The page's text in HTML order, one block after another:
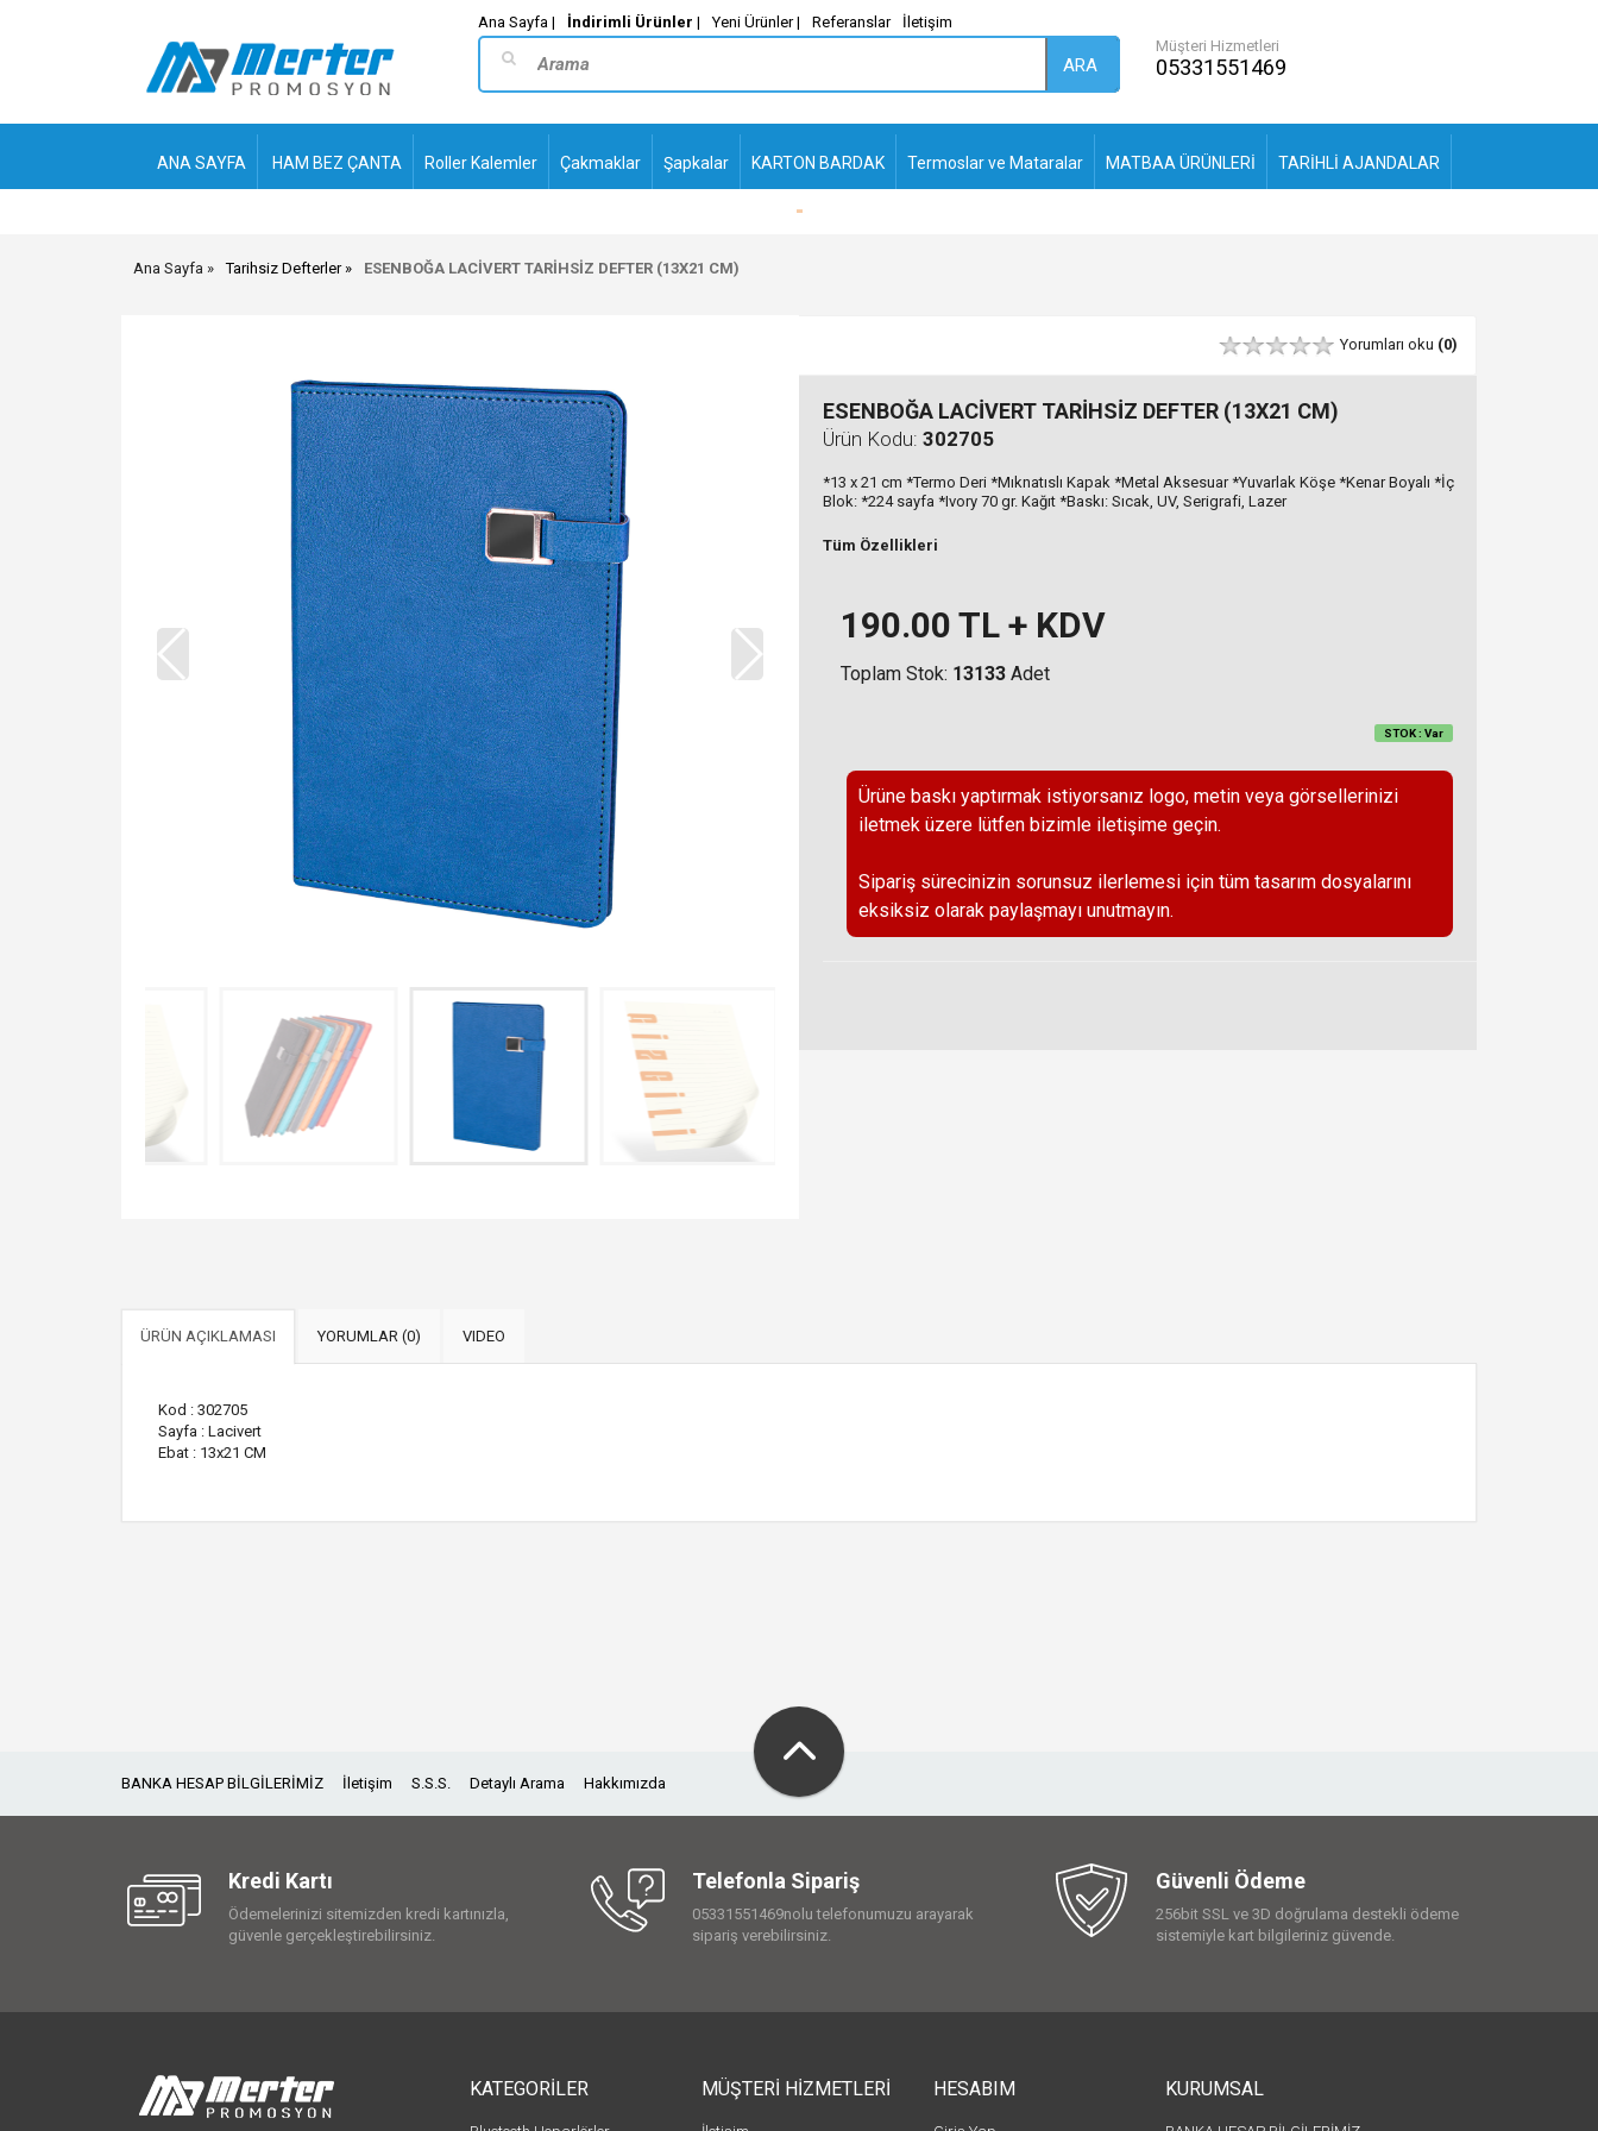
Ana Sayfa | İndirimli Ürünler | Yeni Ürünler | Referanslar İletişim
ARA
Müşteri Hizmetleri
05331551469
ANA SAYFA HAM BEZ ÇANTA Roller Kalemler Çakmaklar Şapkalar KARTON BARDAK Termoslar ve Mataralar MATBAA ÜRÜNLERİ TARİHLİ AJANDALAR
PLASTİK TÜKENMEZ
Me-
Ana Sayfa Tarihsiz Defterler ESENBOĞA LACİVERT TARİHSİZ DEFTER (13X21 CM)
Yorumları oku (0)
ESENBOĞA LACİVERT TARİHSİZ DEFTER (13X21 CM)
Ürün Kodu: 302705
*13 x 21 cm *Termo Deri *Mıknatıslı Kapak *Metal Aksesuar *Yuvarlak Köşe *Kenar Boyalı *İç
Blok: *224 sayfa *Ivory 70 gr. Kağıt *Baskı: Sıcak, UV, Serigrafi, Lazer
Tüm Özellikleri
190.00 TL + KDV
Toplam Stok: 13133 Adet
STOK : Var
Ürüne baskı yaptırmak istiyorsanız logo, metin veya görsellerinizi
iletmek üzere lütfen bizimle iletişime geçin.
Sipariş sürecinizin sorunsuz ilerlemesi için tüm tasarım dosyalarını
eksiksiz olarak paylaşmayı unutmayın.
ÜRÜN AÇIKLAMASI YORUMLAR (0) VIDEO
Kod : 302705
Sayfa : Lacivert
Ebat : 13x21 CM
BANKA HESAP BİLGİLERİMİZ İletişim S.S.S. Detaylı Arama Hakkımızda
Kredi Kartı
Ödemelerinizi sitemizden kredi kartınızla,
güvenle gerçekleştirebilirsiniz.
Telefonla Sipariş
05331551469nolu telefonumuzu arayarak
sipariş verebilirsiniz.
Güvenli Ödeme
256bit SSL ve 3D doğrulama destekli ödeme
sistemiyle kart bilgileriniz güvende.
KATEGORİLER MÜŞTERİ HİZMETLERİ HESABIM KURUMSAL